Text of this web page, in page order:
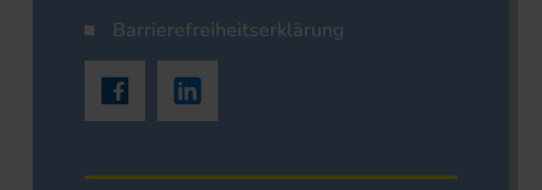
Barrierefreiheitserklärung